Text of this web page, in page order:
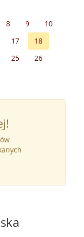
8 9
10
17
18
25
26